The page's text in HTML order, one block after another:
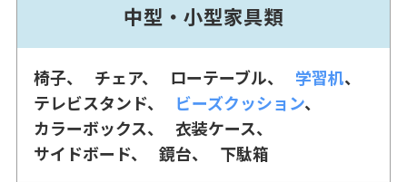
中型・小型家具類
椅子 チェア ローテーブル
学習机
テレビスタンド
ビーズクッション
カラーボックス
衣装ケース
サイドボード
鏡台 下駄箱